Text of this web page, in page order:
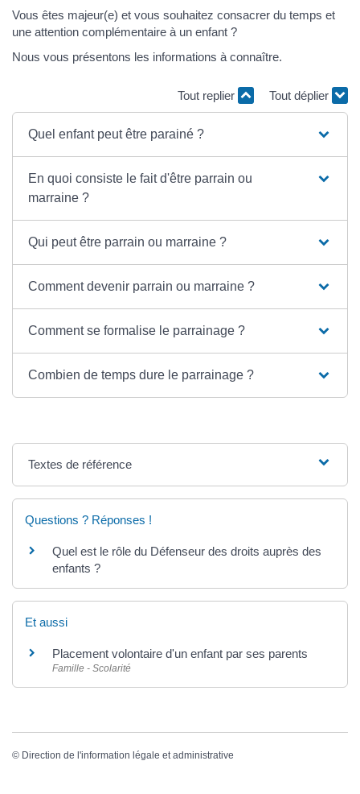
Vous êtes majeur(e) et vous souhaitez consacrer du temps et
une attention complémentaire à un enfant ?
Nous vous présentons les informations à connaître.
Tout replier Tout déplier
Quel enfant peut être parainé ?
En quoi consiste le fait d'être parrain ou
marraine ?
Qui peut être parrain ou marraine ?
Comment devenir parrain ou marraine ?
Comment se formalise le parrainage ?
Combien de temps dure le parrainage ?
Textes de référence
Questions ? Réponses !
Quel est le rôle du Défenseur des droits auprès des
enfants ?
Et aussi
Placement volontaire d'un enfant par ses parents
Famille - Scolarité
© Direction de l'information légale et administrative